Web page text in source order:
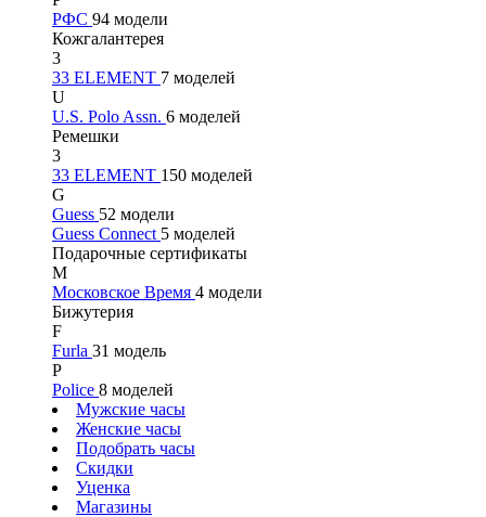
РФС 94 модели
Кожгалантерея
3
33 ELEMENT 7 моделей
U
U.S. Polo Assn. 6 моделей
Ремешки
3
33 ELEMENT 150 моделей
G
Guess 52 модели
Guess Connect 5 моделей
Подарочные сертификаты
М
Московское Время 4 модели
Бижутерия
F
Furla 31 модель
P
Police 8 моделей
Мужские часы
Женские часы
Подобрать часы
Скидки
Уценка
Магазины